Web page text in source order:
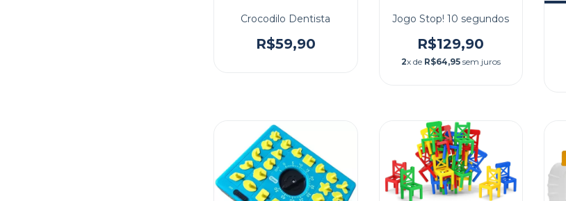
Crocodilo Dentista
R$59,90
Jogo Stop! 10 segundos
R$129,90
2x de R$64,95sem juros